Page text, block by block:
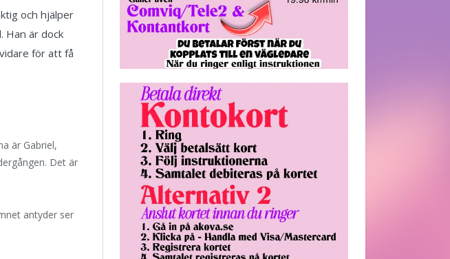
och hjälper
Han är dock
för att få
är Gabriel,
Det är
antyder ser